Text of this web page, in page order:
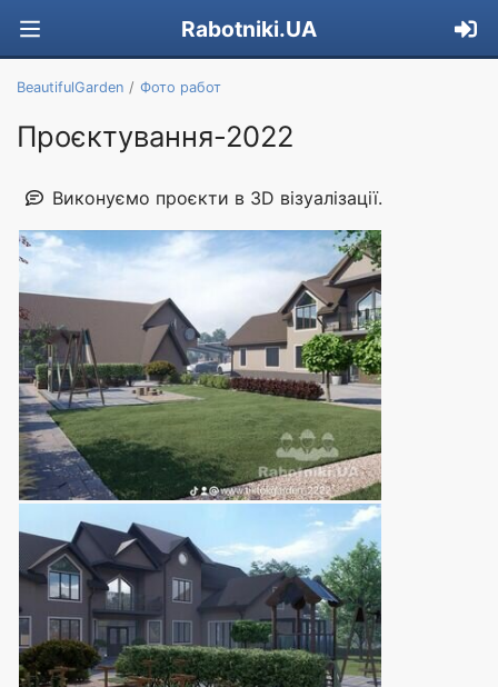
Rabotniki.UA
BeautifulGarden Фото работ
Проєктування-2022
Виконуємо проєкти в 3D візуалізації.